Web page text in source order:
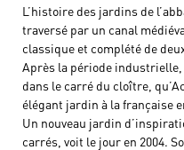
L’histoire des jardins de
traversé par un canal
classique et complété de
Après la période
dans le carré du cloître,
élégant jardin à la française
Un nouveau jardin
carrés, voit le jour en 2004.